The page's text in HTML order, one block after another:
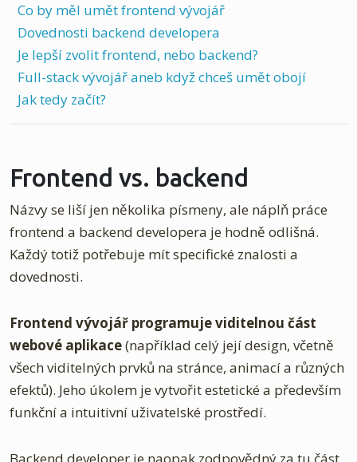
Co by měl umět frontend vývojář
Dovednosti backend developera
Je lepší zvolit frontend, nebo backend?
Full-stack vývojář aneb když chceš umět obojí
Jak tedy začít?
Frontend vs. backend
Názvy se liší jen několika písmeny, ale náplň práce
frontend a backend developera je hodně odlišná.
Každý totiž potřebuje mít specifické znalosti a
dovednosti.
Frontend vývojář programuje viditelnou část
webové aplikace(například celý její design, včetně
všech viditelných prvků na stránce, animací a různých
efektů). Jeho úkolem je vytvořit estetické a především
funkční a intuitivní uživatelské prostředí.